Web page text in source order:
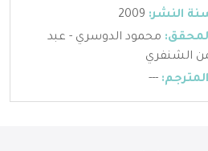
النشر:
محمود الدوسري - عبد
الشنفري
---